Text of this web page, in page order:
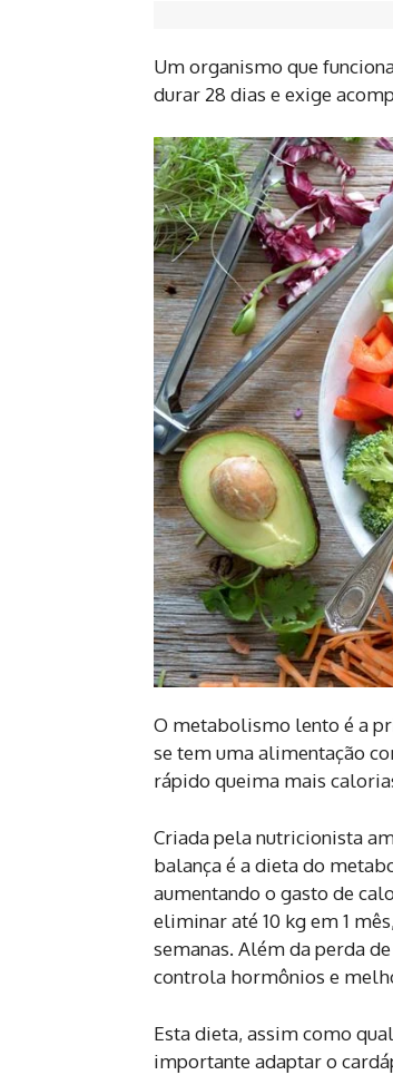
Um organismo que
durar 28 dias e exige
O metabolismo lento é a
se tem uma alimentação
rápido queima mais
Criada pela nutricionista
balança é a dieta do
aumentando o gasto de
eliminar até 10 kg em 1
semanas. Além da perda
controla hormônios e
Esta dieta, assim como
importante adaptar o